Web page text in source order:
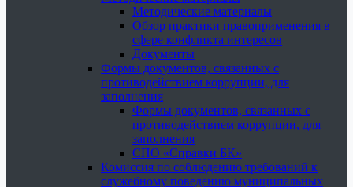
Методические материалы
Обзор практики правоприменения в
сфере конфликта интересов
Документы
Формы документов, связанных с
противодействием коррупции, для
заполнения
Формы документов, связанных с
противодействием коррупции, для
заполнения
СПО «Справки БК»
Комиссия по соблюдению требований к
служебному поведению муниципальных